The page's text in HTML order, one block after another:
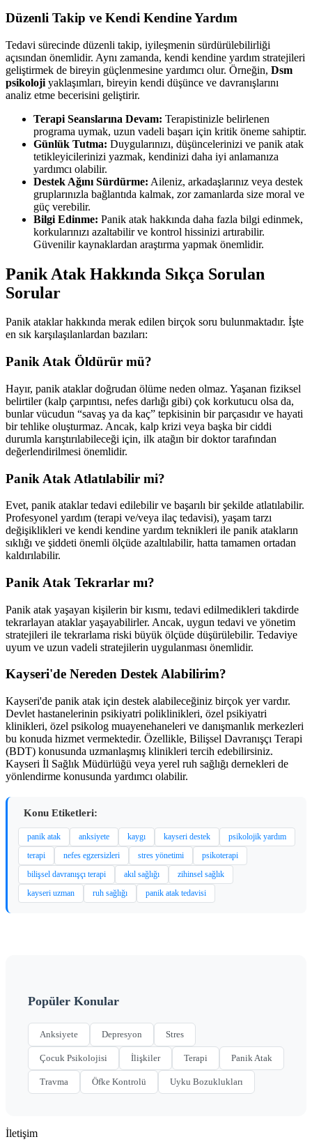
Düzenli Takip ve Kendi Kendine Yardım
Tedavi sürecinde düzenli takip, iyileşmenin sürdürülebilirliği
açısından önemlidir. Aynı zamanda, kendi kendine yardım stratejileri
geliştirmek de bireyin güçlenmesine yardımcı olur. Örneğin, Dsm
psikoloji yaklaşımları, bireyin kendi düşünce ve davranışlarını
analiz etme becerisini geliştirir.
Terapi Seanslarına Devam: Terapistinizle belirlenen
programa uymak, uzun vadeli başarı için kritik öneme sahiptir.
Günlük Tutma: Duygularınızı, düşüncelerinizi ve panik atak
tetikleyicilerinizi yazmak, kendinizi daha iyi anlamanıza
yardımcı olabilir.
Destek Ağını Sürdürme: Aileniz, arkadaşlarınız veya destek
gruplarınızla bağlantıda kalmak, zor zamanlarda size moral ve
güç verebilir.
Bilgi Edinme: Panik atak hakkında daha fazla bilgi edinmek,
korkularınızı azaltabilir ve kontrol hissinizi artırabilir.
Güvenilir kaynaklardan araştırma yapmak önemlidir.
Panik Atak Hakkında Sıkça Sorulan
Sorular
Panik ataklar hakkında merak edilen birçok soru bulunmaktadır. İşte
en sık karşılaşılanlardan bazıları:
Panik Atak Öldürür mü?
Hayır, panik ataklar doğrudan ölüme neden olmaz. Yaşanan fiziksel
belirtiler (kalp çarpıntısı, nefes darlığı gibi) çok korkutucu olsa da,
bunlar vücudun “savaş ya da kaç” tepkisinin bir parçasıdır ve hayati
bir tehlike oluşturmaz. Ancak, kalp krizi veya başka bir ciddi
durumla karıştırılabileceği için, ilk atağın bir doktor tarafından
değerlendirilmesi önemlidir.
Panik Atak Atlatılabilir mi?
Evet, panik ataklar tedavi edilebilir ve başarılı bir şekilde atlatılabilir.
Profesyonel yardım (terapi ve/veya ilaç tedavisi), yaşam tarzı
değişiklikleri ve kendi kendine yardım teknikleri ile panik atakların
sıklığı ve şiddeti önemli ölçüde azaltılabilir, hatta tamamen ortadan
kaldırılabilir.
Panik Atak Tekrarlar mı?
Panik atak yaşayan kişilerin bir kısmı, tedavi edilmedikleri takdirde
tekrarlayan ataklar yaşayabilirler. Ancak, uygun tedavi ve yönetim
stratejileri ile tekrarlama riski büyük ölçüde düşürülebilir. Tedaviye
uyum ve uzun vadeli stratejilerin uygulanması önemlidir.
Kayseri'de Nereden Destek Alabilirim?
Kayseri'de panik atak için destek alabileceğiniz birçok yer vardır.
Devlet hastanelerinin psikiyatri poliklinikleri, özel psikiyatri
klinikleri, özel psikolog muayenehaneleri ve danışmanlık merkezleri
bu konuda hizmet vermektedir. Özellikle, Bilişsel Davranışçı Terapi
(BDT) konusunda uzmanlaşmış klinikleri tercih edebilirsiniz.
Kayseri İl Sağlık Müdürlüğü veya yerel ruh sağlığı dernekleri de
yönlendirme konusunda yardımcı olabilir.
Konu Etiketleri:
panik atak anksiyete kaygı kayseri destek
psikolojik yardım
terapi
nefes egzersizleri stres yönetimi
psikoterapi
bilişsel davranışçı terapi
akıl sağlığı
zihinsel sağlık
kayseri uzman
ruh sağlığı panik atak tedavisi
Popüler Konular
Anksiyete Depresyon Stres
Çocuk Psikolojisi İlişkiler Terapi Panik Atak
Travma Öfke Kontrolü Uyku Bozuklukları
İletişim